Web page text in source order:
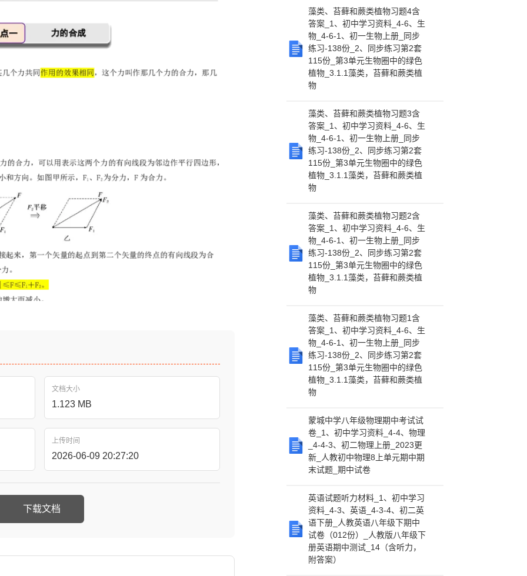
文档大小
1.123 MB
上传时间
2026-06-09 20:27:20
下载文档
藻类、苔藓和蕨类植物习题4含
答案_1、初中学习资料_4-6、生
物_4-6-1、初一生物上册_同步
练习-138份_2、同步练习第2套
115份_第3单元生物圈中的绿色
植物_3.1.1藻类，苔藓和蕨类植
物
藻类、苔藓和蕨类植物习题3含
答案_1、初中学习资料_4-6、生
物_4-6-1、初一生物上册_同步
练习-138份_2、同步练习第2套
115份_第3单元生物圈中的绿色
植物_3.1.1藻类，苔藓和蕨类植
物
藻类、苔藓和蕨类植物习题2含
答案_1、初中学习资料_4-6、生
物_4-6-1、初一生物上册_同步
练习-138份_2、同步练习第2套
115份_第3单元生物圈中的绿色
植物_3.1.1藻类，苔藓和蕨类植
物
藻类、苔藓和蕨类植物习题1含
答案_1、初中学习资料_4-6、生
物_4-6-1、初一生物上册_同步
练习-138份_2、同步练习第2套
115份_第3单元生物圈中的绿色
植物_3.1.1藻类，苔藓和蕨类植
物
蒙城中学八年级物理期中考试试
卷_1、初中学习资料_4-4、物理
_4-4-3、初二物理上册_2023更
新_人教初中物理8上单元期中期
末试题_期中试卷
英语试题听力材料_1、初中学习
资料_4-3、英语_4-3-4、初二英
语下册_人教英语八年级下期中
试卷（012份）_人教版八年级下
册英语期中测试_14（含听力，
附答案）